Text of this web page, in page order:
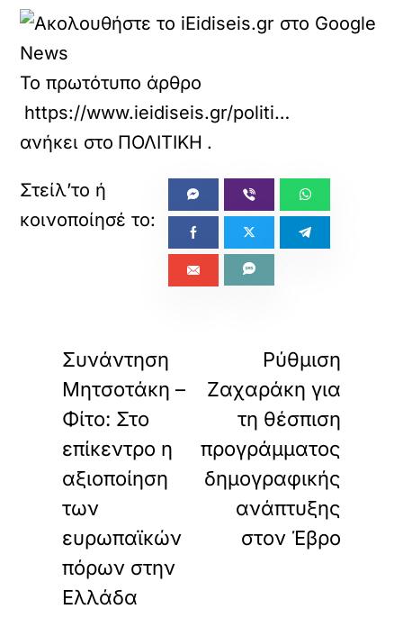
Το πρωτότυπο άρθρο
https://www.ieidiseis.gr/politiki/279327/androulakis-exoume-ena-systima-eksousias-epikindyna-ikano-gia-ola
ανήκει στο ΠΟΛΙΤΙΚΗ .
Συνάντηση
Μητσοτάκη –
Φίτο: Στο
επίκεντρο η
αξιοποίηση
των
ευρωπαϊκών
πόρων στην
Ελλάδα
Ρύθμιση
Ζαχαράκη για
τη θέσπιση
προγράμματος
δημογραφικής
ανάπτυξης
στον Έβρο